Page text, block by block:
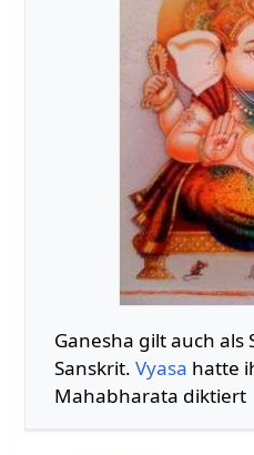
Ganesha gilt auch als
Sanskrit. Vyasa hatte
Mahabharata diktiert